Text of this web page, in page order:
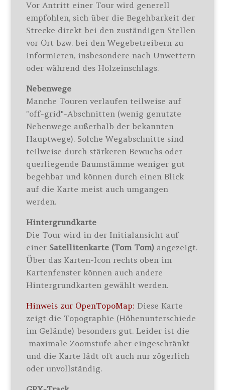
Vor Antritt einer Tour wird generell
empfohlen, sich über die Begehbarkeit der
Strecke direkt bei den zuständigen Stellen
vor Ort bzw. bei den Wegebetreibern zu
informieren, insbesondere nach Unwettern
oder während des Holzeinschlags.
Nebenwege
Manche Touren verlaufen teilweise auf
"off-grid"-Abschnitten (wenig genutzte
Nebenwege außerhalb der bekannten
Hauptwege). Solche Wegabschnitte sind
teilweise durch stärkeren Bewuchs oder
querliegende Baumstämme weniger gut
begehbar und können durch einen Blick
auf die Karte meist auch umgangen
werden.
Hintergrundkarte
Die Tour wird in der Initialansicht auf
einer Satellitenkarte (Tom Tom) angezeigt.
Über das Karten-Icon rechts oben im
Kartenfenster können auch andere
Hintergrundkarten gewählt werden.
Hinweis zur OpenTopoMap: Diese Karte
zeigt die Topographie (Höhenunterschiede
im Gelände) besonders gut. Leider ist die
maximale Zoomstufe aber eingeschränkt
und die Karte lädt oft auch nur zögerlich
oder unvollständig.